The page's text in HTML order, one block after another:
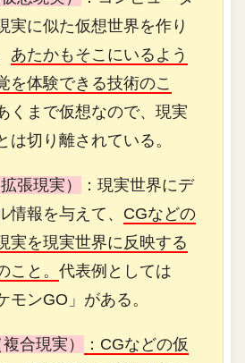
実に似た仮想世界を作り
あたかもそこにいるよう
を体験できる技術のこ
くまで仮想なので、現実
は切り離されている。
張現実）
：現実世界にデ
情報を与えて、 CGなどの
実を現実世界に反映する
こと。 代表例としては
モンGO」がある。
合現実）
：CGなどの仮